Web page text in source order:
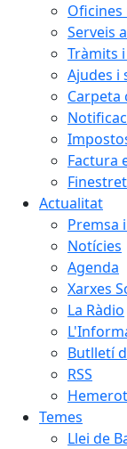
Serveis
Tràmits
Ajudes i
Carpeta
Factura
Actualitat
Premsa
Notícies
Agenda
Xarxes
La Ràdio
Butlletí
RSS
Temes
Llei de